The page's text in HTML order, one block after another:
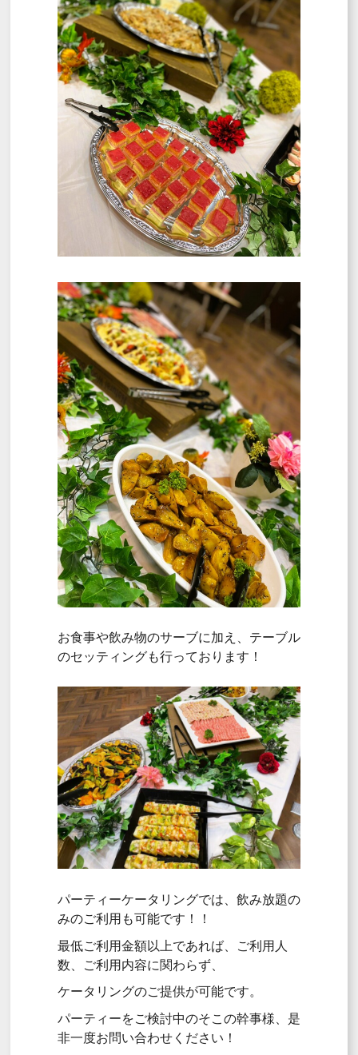
お食事や飲み物のサーブに加え、テーブル
のセッティングも行っております！
パーティーケータリングでは、飲み放題の
みのご利用も可能です！！
最低ご利用金額以上であれば、ご利用人
数、ご利用内容に関わらず、
ケータリングのご提供が可能です。
パーティーをご検討中のそこの幹事様、是
非一度お問い合わせください！